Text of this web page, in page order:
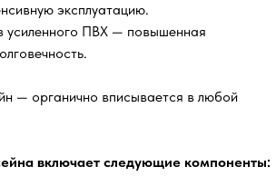
эксплуатацию.
усиленного ПВХ — повышенная
— органично вписывается в любой
включает следующие компоненты: